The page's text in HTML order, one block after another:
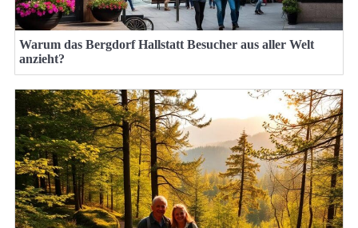
Warum das Bergdorf Hallstatt Besucher aus aller Welt
anzieht?